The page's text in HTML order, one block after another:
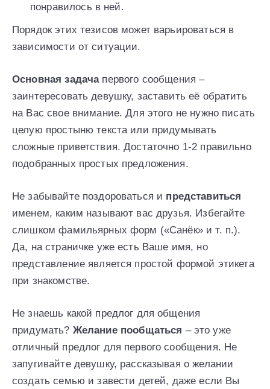
понравилось в ней.
Порядок этих тезисов может варьироваться в
зависимости от ситуации.
Основная задачапервого сообщения –
заинтересовать девушку, заставить её обратить
на Вас свое внимание. Для этого не нужно писать
целую простыню текста или придумывать
сложные приветствия. Достаточно 1-2 правильно
подобранных простых предложения.
Не забывайте поздороваться и представиться
именем, каким называют вас друзья. Избегайте
слишком фамильярных форм («Санёк» и т. п.).
Да, на страничке уже есть Ваше имя, но
представление является простой формой этикета
при знакомстве.
Не знаешь какой предлог для общения
придумать? Желание пообщаться – это уже
отличный предлог для первого сообщения. Не
запугивайте девушку, рассказывая о желании
создать семью и завести детей, даже если Вы